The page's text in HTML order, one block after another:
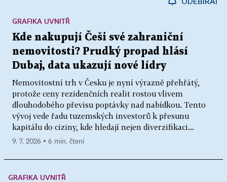
Kde nakupují Češi své zahraniční
nemovitosti? Prudký propad hlásí
Dubaj, data ukazují nové lídry
Nemovitostní trh v Česku je nyní výrazně přehřátý,
protože ceny rezidenčních realit rostou vlivem
dlouhodobého převisu poptávky nad nabídkou. Tento
vývoj vede řadu tuzemských investorů k přesunu
kapitálu do ciziny, kde hledají nejen diverzifikaci...
GRAFIKA UVNITŘ
9. 7. 2026 ▪ 6 min. čtení
GRAFIKA UVNITŘ